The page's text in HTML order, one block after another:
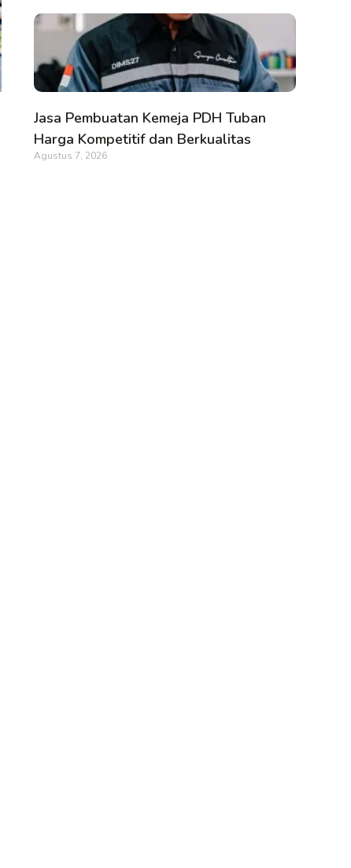
Jasa Pembuatan Kemeja PDH Tuban
Harga Kompetitif dan Berkualitas
Agustus 7, 2026